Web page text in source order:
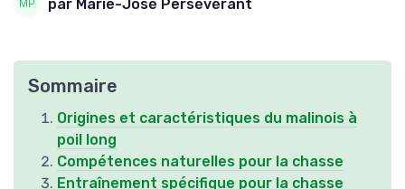
par Marie-José Persévérant
Sommaire
Origines et caractéristiques du malinois à
poil long
Compétences naturelles pour la chasse
Entraînement spécifique pour la chasse